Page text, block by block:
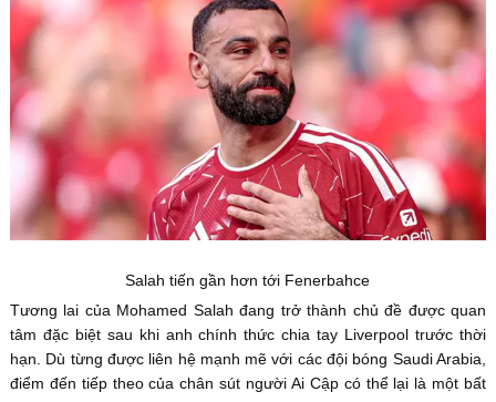
Salah tiến gần hơn tới Fenerbahce
Tương lai của Mohamed Salah đang trở thành chủ đề được quan
tâm đặc biệt sau khi anh chính thức chia tay Liverpool trước thời
hạn. Dù từng được liên hệ mạnh mẽ với các đội bóng Saudi Arabia,
điểm đến tiếp theo của chân sút người Ai Cập có thể lại là một bất